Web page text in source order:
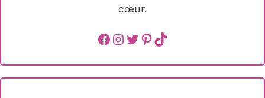
cœur.
Facebook
instagram
Twitter
Pinterest
TikTok